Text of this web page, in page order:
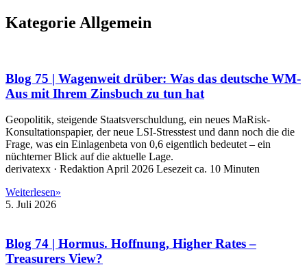
Kategorie Allgemein
Blog 75 | Wagenweit drüber: Was das deutsche WM-
Aus mit Ihrem Zinsbuch zu tun hat
Geopolitik, steigende Staatsverschuldung, ein neues MaRisk-
Konsultationspapier, der neue LSI-Stresstest und dann noch die die
Frage, was ein Einlagenbeta von 0,6 eigentlich bedeutet – ein
nüchterner Blick auf die aktuelle Lage.
derivatexx · Redaktion April 2026 Lesezeit ca. 10 Minuten
Weiterlesen»
5. Juli 2026
Blog 74 | Hormus. Hoffnung, Higher Rates –
Treasurers View?